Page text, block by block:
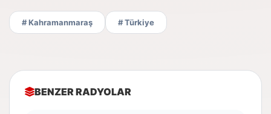
# Kahramanmaraş # Türkiye
BENZER RADYOLAR